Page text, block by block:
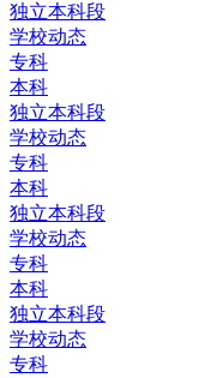
独立本科段
学校动态
专科
本科
独立本科段
学校动态
专科
本科
独立本科段
学校动态
专科
本科
独立本科段
学校动态
专科